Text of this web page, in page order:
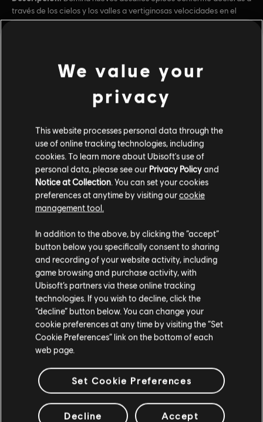
través de los cielos y los valles a vertiginosas velocidades en el
deporte favorito de los más temerarios: las Rocket wings.
Simulador, Sports
Añadido automáticamente a la biblioteca de Uplay
Un jugador:Si
© 2018 Ubisoft Entertainment. All Rights Reserved. The Steep logo, Ubisoft, and the
Ubisoft logo are trademarks of Ubisoft Entertainment in the US and/or other countries.
Used under license from ESPN Enterprises, Inc. X Games is a trademark of ESPN, Inc
ver más
Contenido adicional
Steep X Games - DLC
X Game DLC
$9.99
90's Pack
$5.99
Steep
Extreme Pack
$9.99
DLC
Steep
Winterfest Pack
$11.99
We value your
privacy
This website processes personal data through the
use of online tracking technologies, including
cookies. To learn more about Ubisoft's use of
personal data, please see our Privacy Policyand
Notice at Collection. You can set your cookies
preferences at anytime by visiting ourcookie
management tool.
In addition to the above, by clicking the “accept”
button below you specifically consent to sharing
and recording of your website activity, including
game browsing and purchase activity, with
Ubisoft’s partners via these online tracking
technologies. If you wish to decline, click the
“decline” button below. You can change your
cookie preferences at any time by visiting the “Set
Cookie Preferences” link on the bottom of each
web page.
Set Cookie Preferences
Decline Accept